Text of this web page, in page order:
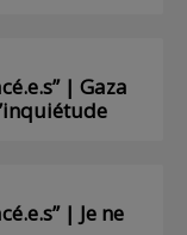
| Gaza
| Je ne